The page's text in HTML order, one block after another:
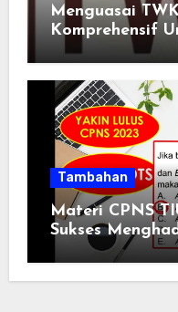
Menguasai
Komprehensif
Tambahan
Materi CPNS
Sukses